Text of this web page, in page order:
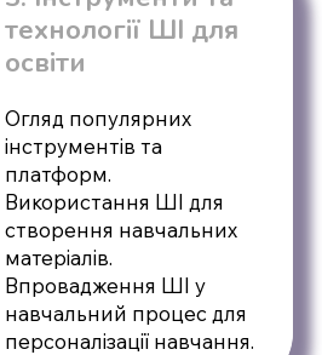
технології ШІ для
освіти
Огляд популярних
інструментів та
платформ.
Використання ШІ для
створення навчальних
матеріалів.
Впровадження ШІ у
навчальний процес для
персоналізації навчання.